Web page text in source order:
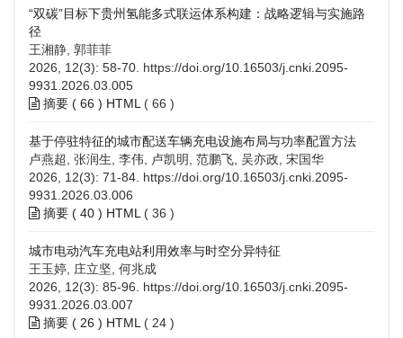
“双碳”目标下贵州氢能多式联运体系构建：战略逻辑与实施路
径
王湘静, 郭菲菲
2026, 12(3): 58-70. https://doi.org/10.16503/j.cnki.2095-
9931.2026.03.005
摘要 ( 66 ) HTML ( 66 )
基于停驻特征的城市配送车辆充电设施布局与功率配置方法
卢燕超, 张润生, 李伟, 卢凯明, 范鹏飞, 吴亦政, 宋国华
2026, 12(3): 71-84. https://doi.org/10.16503/j.cnki.2095-
9931.2026.03.006
摘要 ( 40 ) HTML ( 36 )
城市电动汽车充电站利用效率与时空分异特征
王玉婷, 庄立坚, 何兆成
2026, 12(3): 85-96. https://doi.org/10.16503/j.cnki.2095-
9931.2026.03.007
摘要 ( 26 ) HTML ( 24 )